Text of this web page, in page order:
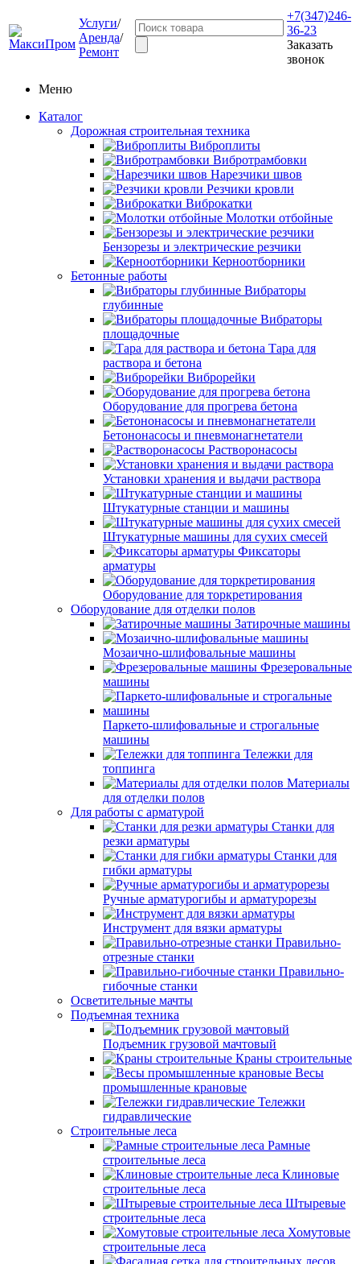
Услуги/
Аренда/
Ремонт
+7(347)246-
36-23
Заказать
звонок
Меню
Каталог
Дорожная строительная техника
Виброплиты
Вибротрамбовки
Нарезчики швов
Резчики кровли
Виброкатки
Молотки отбойные
Бензорезы и электрические резчики
Керноотборники
Бетонные работы
Вибраторы
глубинные
Вибраторы
площадочные
Тара для
раствора и бетона
Виброрейки
Оборудование для прогрева бетона
Бетононасосы и пневмонагнетатели
Растворонасосы
Установки хранения и выдачи раствора
Штукатурные станции и машины
Штукатурные машины для сухих смесей
Фиксаторы
арматуры
Оборудование для торкретирования
Оборудование для отделки полов
Затирочные машины
Мозаично-шлифовальные машины
Фрезеровальные
машины
Паркето-шлифовальные и строгальные
машины
Тележки для
топпинга
Материалы
для отделки полов
Для работы с арматурой
Станки для
резки арматуры
Станки для
гибки арматуры
Ручные арматурогибы и арматурорезы
Инструмент для вязки арматуры
Правильно-
отрезные станки
Правильно-
гибочные станки
Осветительные мачты
Подъемная техника
Подъемник грузовой мачтовый
Краны строительные
Весы
промышленные крановые
Тележки
гидравлические
Строительные леса
Рамные
строительные леса
Клиновые
строительные леса
Штыревые
строительные леса
Хомутовые
строительные леса